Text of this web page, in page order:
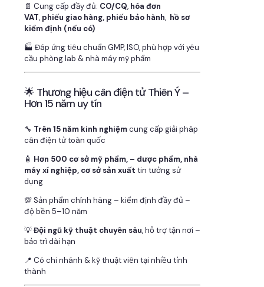
📄 Cung cấp đầy đủ: CO/CQ, hóa đơn
VAT, phiếu giao hàng, phiếu bảo hành, hồ sơ
kiểm định (nếu có)
🏭 Đáp ứng tiêu chuẩn GMP, ISO, phù hợp với yêu
cầu phòng lab & nhà máy mỹ phẩm
🌟 Thương hiệu cân điện tử Thiên Ý –
Hơn 15 năm uy tín
🔧 Trên 15 năm kinh nghiệmcung cấp giải pháp
cân điện tử toàn quốc
🧴 Hơn 500 cơ sở mỹ phẩm, – dược phẩm, nhà
máy xí nghiệp, cơ sở sản xuất tin tưởng sử
dụng
💯 Sản phẩm chính hãng – kiểm định đầy đủ –
độ bền 5–10 năm
💡Đội ngũ kỹ thuật chuyên sâu, hỗ trợ tận nơi –
bảo trì dài hạn
📍 Có chi nhánh & kỹ thuật viên tại nhiều tỉnh
thành